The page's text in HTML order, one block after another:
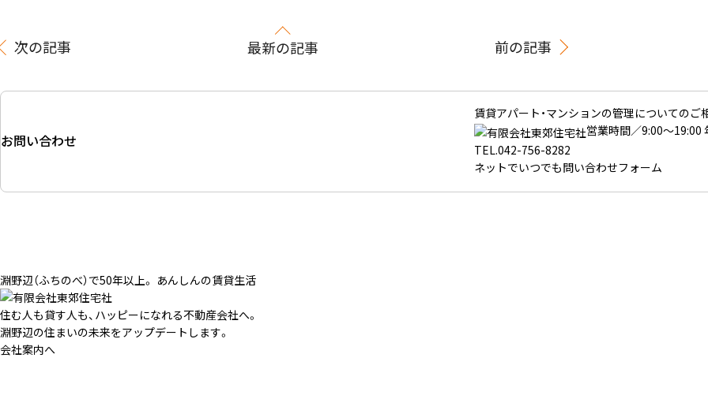
次の記事 最新の記事 前の記事
お問い合わせ
賃貸アパート・マンションの管理についてのご
営業時間／9:00～19:00
TEL.042-756-8282
ネットでいつでも問い合わせフォーム
淵野辺（ふちのべ）で50年以上。 あんしんの賃貸生活
住む人も貸す人も、ハッピーになれる不動産会社へ。
淵野辺の住まいの未来をアップデートします。
会社案内へ